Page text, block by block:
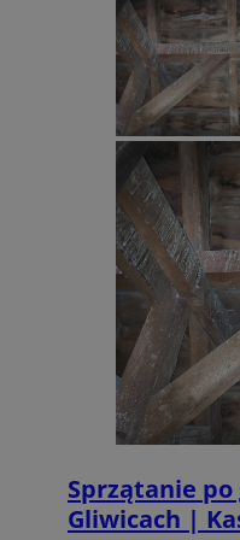
Sprzątanie po
Gliwicach |
Google